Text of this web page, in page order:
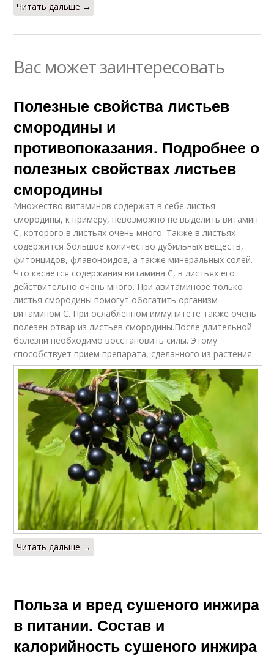
Читать дальше →
Вас может заинтересовать
Полезные свойства листьев
смородины и
противопоказания. Подробнее о
полезных свойствах листьев
смородины
Множество витаминов содержат в себе листья
смородины, к примеру, невозможно не выделить витамин
С, которого в листьях очень много. Также в листьях
содержится большое количество дубильных веществ,
фитонцидов, флавоноидов, а также минеральных солей.
Что касается содержания витамина С, в листьях его
действительно очень много. При авитаминозе только
листья смородины помогут обогатить организм
витамином С. При ослабленном иммунитете также очень
полезен отвар из листьев смородины.После длительной
болезни необходимо восстановить силы. Этому
способствует прием препарата, сделанного из растения.
Читать дальше →
Польза и вред сушеного инжира
в питании. Состав и
калорийность сушеного инжира